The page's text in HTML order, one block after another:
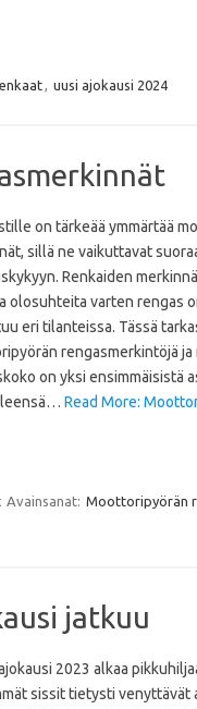
, uusi ajokausi 2024
on tärkeää ymmärtää
sillä ne vaikuttavat
Renkaiden
olosuhteita varten rengas
eri tilanteissa. Tässä
rengasmerkintöjä ja
on yksi ensimmäisistä
Read More:
Avainsanat: Moottoripyörän
jatkuu
2023 alkaa
sissit tietysti venyttävät